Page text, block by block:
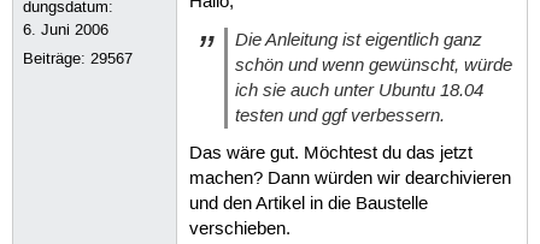
dungsdatum:
6. Juni 2006
Beiträge:29567
Die Anleitung ist eigentlich ganz
schön und wenn gewünscht, würde
ich sie auch unter Ubuntu 18.04
testen und ggf verbessern.
Das wäre gut. Möchtest du das jetzt
machen? Dann würden wir dearchivieren
und den Artikel in die Baustelle
verschieben.